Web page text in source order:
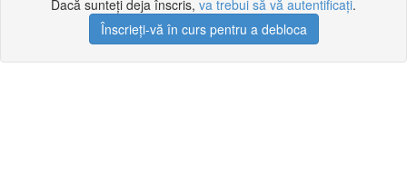
Dacă sunteți deja înscris, va trebui să vă autentificați.
Înscrieți-vă în curs pentru a debloca